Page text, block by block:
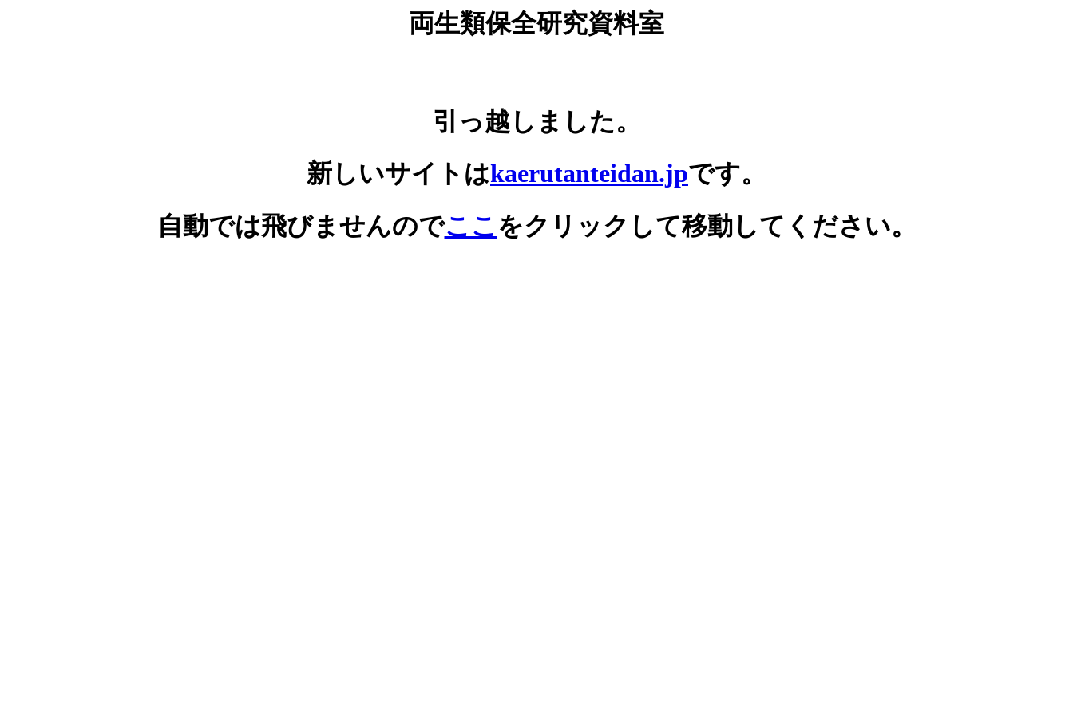
両生類保全研究資料室
引っ越しました。
新しいサイトはkaerutanteidan.jpです。
自動では飛びませんのでここ をクリックして移動してください。